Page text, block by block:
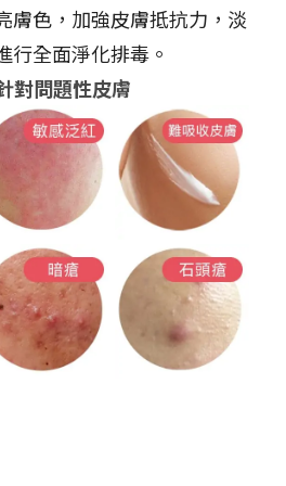
膚色，加強皮膚抵抗力，淡
行全面淨化排毒。
對問題性皮膚